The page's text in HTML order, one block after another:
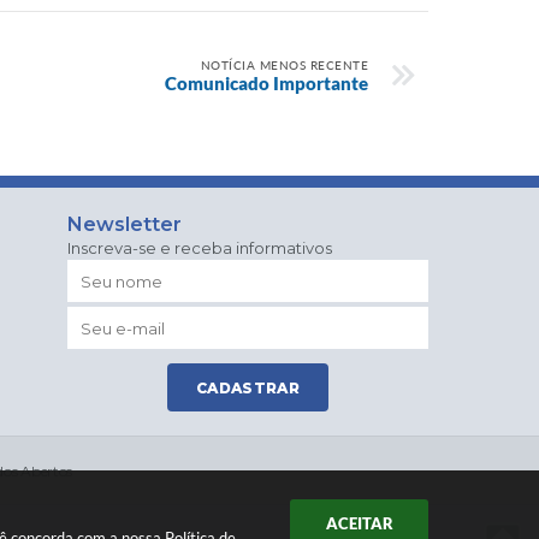
ACEITAR
NOTÍCIA MENOS RECENTE
Comunicado Importante
Newsletter
Inscreva-se e receba informativos
CADASTRAR
Abertos